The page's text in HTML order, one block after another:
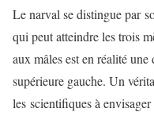
Le narval se distingue par
qui peut atteindre les trois
aux mâles est en réalité
supérieure gauche. Un
les scientifiques à